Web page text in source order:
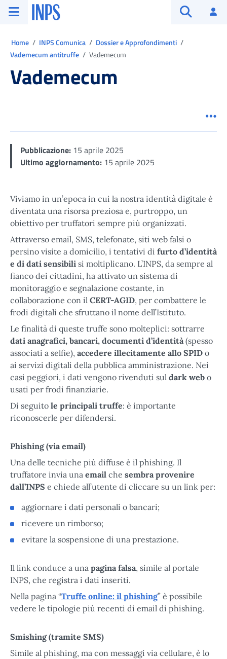
Vai al menu principale
Vai al contenuto principale
Vai al pie' di pagina
INPS ()
Home INPS Comunica
Dossier e Approfondimenti
Vademecum antitruffe
Vademecum
Vademecum
Pubblicazione: 15 aprile 2025
Ultimo aggiornamento: 15 aprile 2025
Viviamo in un’epoca in cui la nostra identità digitale è
diventata una risorsa preziosa e, purtroppo, un
obiettivo per truffatori sempre più organizzati.
Attraverso email, SMS, telefonate, siti web falsi o
persino visite a domicilio, i tentativi di furto d’identità
e di dati sensibili si moltiplicano. L’INPS, da sempre al
fianco dei cittadini, ha attivato un sistema di
monitoraggio e segnalazione costante, in
collaborazione con il CERT-AGID, per combattere le
frodi digitali che sfruttano il nome dell’Istituto.
Le finalità di queste truffe sono molteplici: sottrarre
dati anagrafici, bancari, documenti d’identità (spesso
associati a selfie), accedere illecitamente allo SPID o
ai servizi digitali della pubblica amministrazione. Nei
casi peggiori, i dati vengono rivenduti sul dark web o
usati per frodi finanziarie.
Di seguito le principali truffe: è importante
riconoscerle per difendersi.
Phishing (via email)
Una delle tecniche più diffuse è il phishing. Il
truffatore invia una email che sembra provenire
dall’INPS e chiede all’utente di cliccare su un link per:
aggiornare i dati personali o bancari;
ricevere un rimborso;
evitare la sospensione di una prestazione.
Il link conduce a una pagina falsa, simile al portale
INPS, che registra i dati inseriti.
Nella pagina “Truffe online: il phishing” è possibile
vedere le tipologie più recenti di email di phishing.
Smishing (tramite SMS)
Simile al phishing, ma con messaggi via cellulare, è lo